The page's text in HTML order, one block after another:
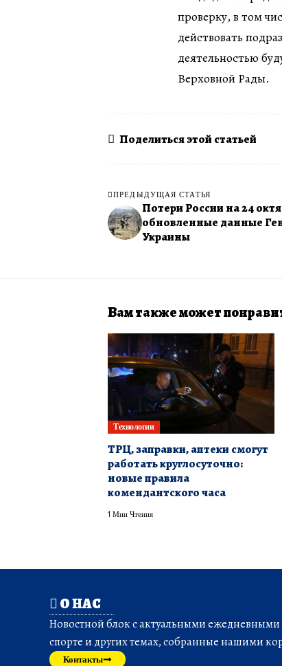
проверку, в том
действовать
деятельностью
Верховной Рады.
Поделиться этой статьей
ПРЕДЫДУЩАЯ СТАТЬЯ
Потери России на 24
обновленные данные
Украины
Вам также может
Технологии
ТРЦ, заправки, аптеки смогут
работать круглосуточно:
новые правила
комендантского часа
1 Мин Чтения
О НАС
Новостной блок с актуальными ежедневными
спорте и других темах, собранные нашими
Контакты